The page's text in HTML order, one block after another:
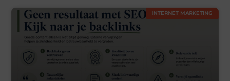
INTERNET MARKETING